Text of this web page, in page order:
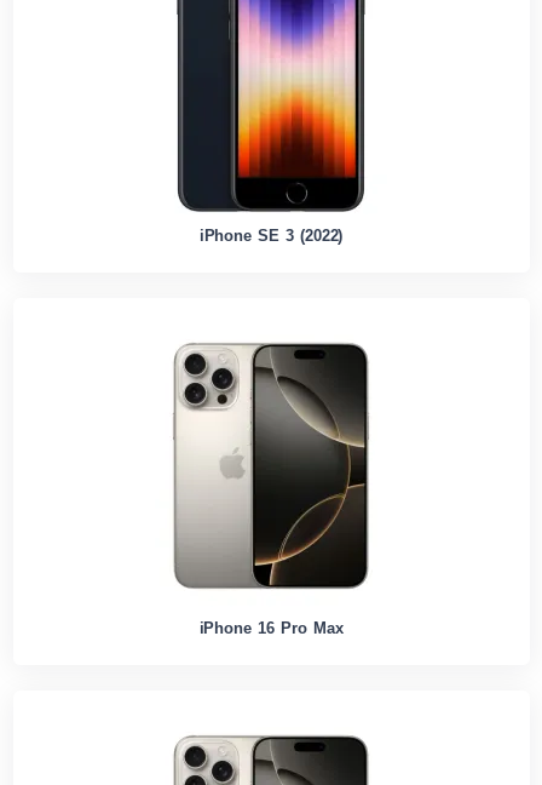
iPhone SE 3 (2022)
iPhone 16 Pro Max